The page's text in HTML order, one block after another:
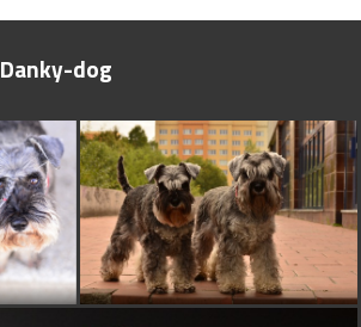
Danky-dog